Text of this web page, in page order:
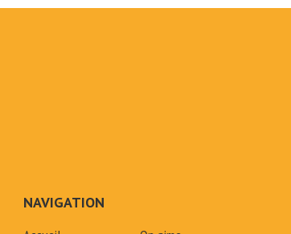
NAVIGATION